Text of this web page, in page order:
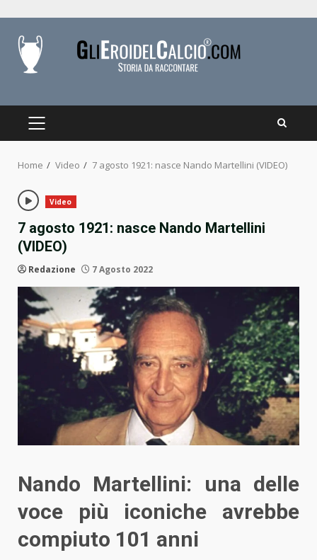
content
PRIMARY
Home Video 7 agosto 1921: nasce Nando Martellini (VIDEO)
Video
7 agosto 1921: nasce Nando Martellini
(VIDEO)
Redazione 7 Agosto 2022
Nando Martellini: una delle
voce più iconiche avrebbe
compiuto 101 anni